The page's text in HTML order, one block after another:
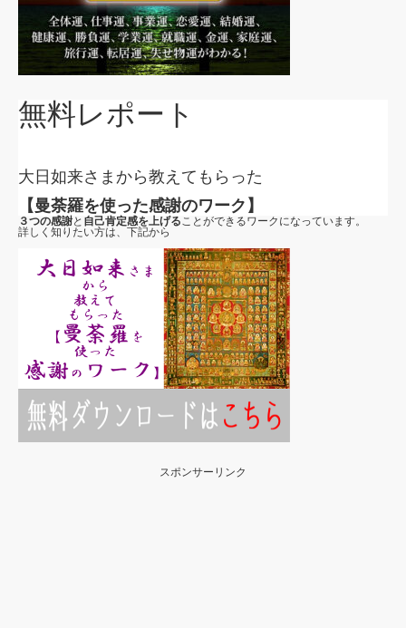
無料レポート
大日如来さまから教えてもらった
【曼荼羅を使った感謝のワーク】
３つの感謝と 自己肯定感を上げることができるワークになっています。
詳しく知りたい方は、下記から
スポンサーリンク